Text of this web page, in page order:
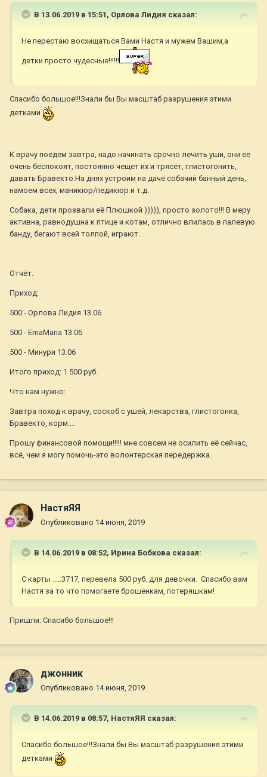
В 13.06.2019 в 15:51, Орлова Лидия сказал:
Не перестаю восхищаться Вами Настя и мужем Вашим,а
детки просто чудесные!!!!!!
Спасибо большое!!!Знали бы Вы масштаб разрушения этими
детками
К врачу поедем завтра, надо начинать срочно лечить уши, они её
очень беспокоят, постоянно чещет их и трясёт, глистогонить,
давать Бравекто.На днях устроим на даче собачий банный день,
намоем всех, маникюр/педикюр и т.д.
Собака, дети прозвали её Плюшкой ))))), просто золото!!! В меру
активна, равнодушна к птице и котам, отлично влилась в палевую
банду, бегают всей толпой, играют.
Отчёт.
Приход:
500 - Орлова Лидия 13.06
500 - EmaMaria 13.06
500 - Минури 13.06
Итого приход: 1 500 руб.
Что нам нужно:
Завтра поход к врачу, соскоб с ушей, лекарства, глистогонка,
Бравекто, корм....
Прошу финансовой помощи!!!!! мне совсем не осилить её сейчас,
всё, чем я могу помочь-это волонтерская передержка.
НастяЯЯ
Опубликовано 14 июня, 2019
В 14.06.2019 в 08:52, Ирина Бобкова сказал:
С карты .....3717, перевела 500 руб. для девочки. Спасибо вам
Настя за то что помогаете брошенкам, потеряшкам!
Пришли. Спасибо большое!!!
джонник
Опубликовано 14 июня, 2019
В 14.06.2019 в 08:57, НастяЯЯ сказал:
Спасибо большое!!!Знали бы Вы масштаб разрушения этими
детками